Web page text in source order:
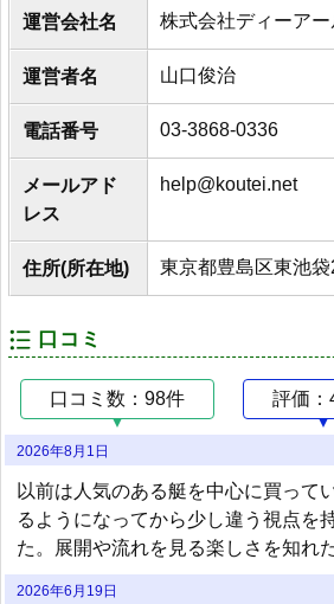
運営会社名 株式会社ディーアー
運営者名 山口俊治
電話番号 03-3868-0336
メールアド
レス
help@koutei.net
住所(所在地) 東京都豊島区東池袋
口コミ
口コミ数：98件 評価：
2026年8月1日
以前は人気のある艇を中心に買って
るようになってから少し違う視点を
た。展開や流れを見る楽しさを知れ
2026年6月19日